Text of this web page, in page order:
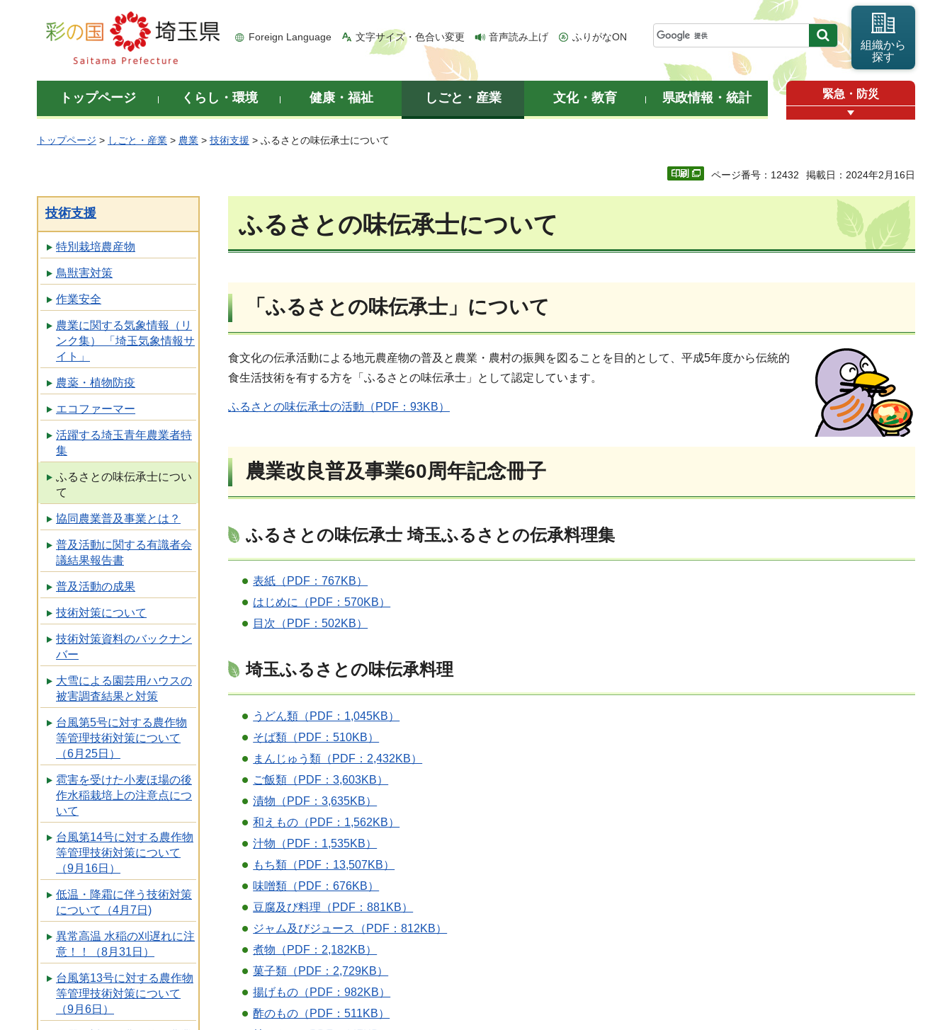
彩の国 埼玉県
Foreign Language 文字サイズ・色合い変更 音声読み上げ ふりがなON
組織から
探す
トップページ くらし・環境 健康・福祉 しごと・産業 文化・教育 県政情報・統計 緊急・防災
トップページ > しごと・産業 > 農業 > 技術支援 > ふるさとの味伝承士について
ページ番号：12432 掲載日：2024年2月16日
技術支援
特別栽培農産物
鳥獣害対策
作業安全
農業に関する気象情報（リ
ンク集） 「埼玉気象情報サ
イト」
農薬・植物防疫
エコファーマー
活躍する埼玉青年農業者特
集
ふるさとの味伝承士につい
て
協同農業普及事業とは？
普及活動に関する有識者会
議結果報告書
普及活動の成果
技術対策について
技術対策資料のバックナン
バー
大雪による園芸用ハウスの
被害調査結果と対策
台風第5号に対する農作物
等管理技術対策について
（6月25日）
雹害を受けた小麦ほ場の後
作水稲栽培上の注意点につ
いて
台風第14号に対する農作物
等管理技術対策について
（9月16日）
低温・降霜に伴う技術対策
について（4月7日)
異常高温 水稲の刈遅れに注
意！！（8月31日）
台風第13号に対する農作物
等管理技術対策について
（9月6日）
ふるさとの味伝承士について
「ふるさとの味伝承士」について
食文化の伝承活動による地元農産物の普及と農業・農村の振興を図ることを目的として、平成5年度から伝統的
食生活技術を有する方を「ふるさとの味伝承士」として認定しています。
ふるさとの味伝承士の活動（PDF：93KB）
農業改良普及事業60周年記念冊子
ふるさとの味伝承士 埼玉ふるさとの伝承料理集
表紙（PDF：767KB）
はじめに（PDF：570KB）
目次（PDF：502KB）
埼玉ふるさとの味伝承料理
うどん類（PDF：1,045KB）
そば類（PDF：510KB）
まんじゅう類（PDF：2,432KB）
ご飯類（PDF：3,603KB）
漬物（PDF：3,635KB）
和えもの（PDF：1,562KB）
汁物（PDF：1,535KB）
もち類（PDF：13,507KB）
味噌類（PDF：676KB）
豆腐及び料理（PDF：881KB）
ジャム及びジュース（PDF：812KB）
煮物（PDF：2,182KB）
菓子類（PDF：2,729KB）
揚げもの（PDF：982KB）
酢のもの（PDF：511KB）